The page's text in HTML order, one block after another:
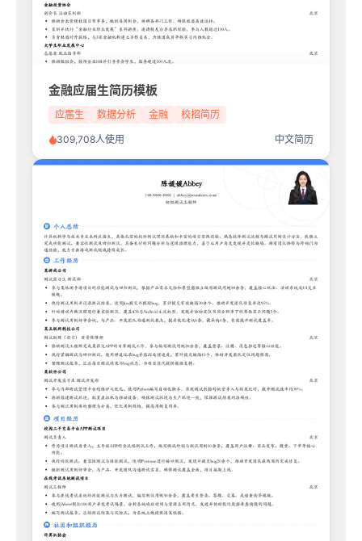
金融应届生简历模板
应届生 数据分析 金融 校招简历
309,708人使用 中文简历